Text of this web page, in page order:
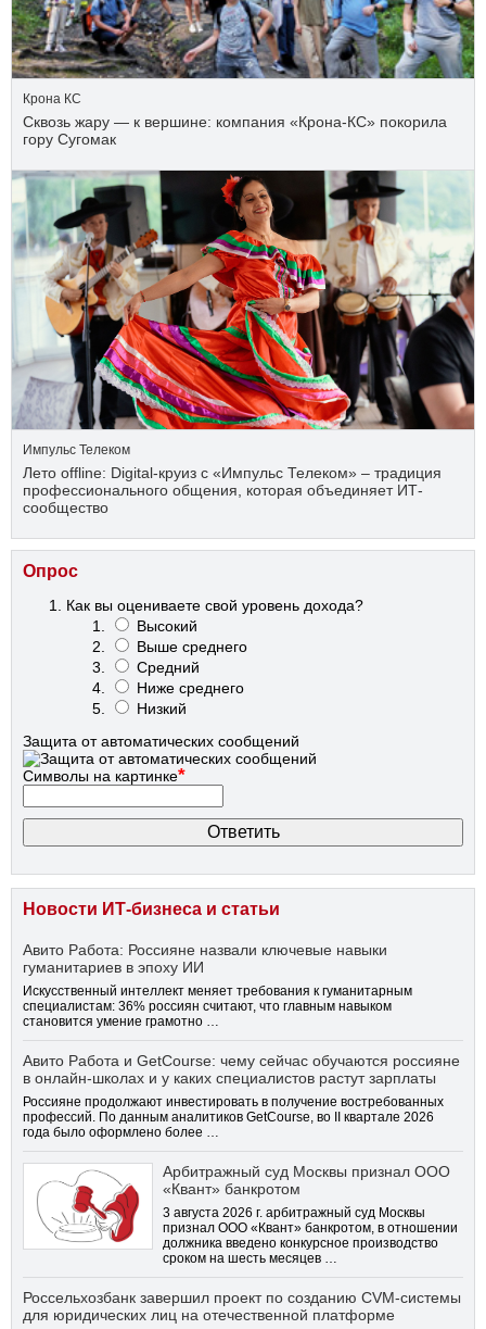
Крона КС
Сквозь жару — к вершине: компания «Крона‑КС» покорила
гору Сугомак
Импульс Телеком
Лето offline: Digital-круиз с «Импульс Телеком» – традиция
профессионального общения, которая объединяет ИТ-
сообщество
Опрос
Как вы оцениваете свой уровень дохода?
Высокий
Выше среднего
Средний
Ниже среднего
Низкий
Защита от автоматических сообщений
Символы на картинке*
Новости ИТ-бизнеса и статьи
Авито Работа: Россияне назвали ключевые навыки
гуманитариев в эпоху ИИ
Искусственный интеллект меняет требования к гуманитарным
специалистам: 36% россиян считают, что главным навыком
становится умение грамотно …
Авито Работа и GetCourse: чему сейчас обучаются россияне
в онлайн-школах и у каких специалистов растут зарплаты
Россияне продолжают инвестировать в получение востребованных
профессий. По данным аналитиков GetCourse, во II квартале 2026
года было оформлено более …
Арбитражный суд Москвы признал ООО
«Квант» банкротом
3 августа 2026 г. арбитражный суд Москвы
признал ООО «Квант» банкротом, в отношении
должника введено конкурсное производство
сроком на шесть месяцев …
Россельхозбанк завершил проект по созданию CVM-системы
для юридических лиц на отечественной платформе